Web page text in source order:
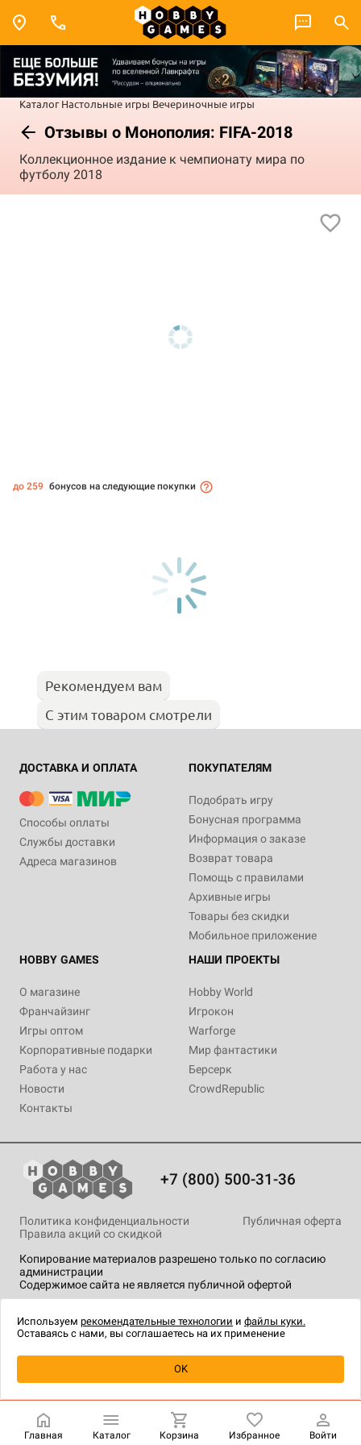
Каталог Настольные игры Вечериночные игры
Отзывы о Монополия: FIFA-2018
Коллекционное издание к чемпионату мира по
футболу 2018
до 259 бонусов на следующие покупки
Рекомендуем вам
С этим товаром смотрели
ДОСТАВКА И ОПЛАТА
Способы оплаты
Службы доставки
Адреса магазинов
ПОКУПАТЕЛЯМ
Подобрать игру
Бонусная программа
Информация о заказе
Возврат товара
Помощь с правилами
Архивные игры
Товары без скидки
Мобильное приложение
HOBBY GAMES
О магазине
Франчайзинг
Игры оптом
Корпоративные подарки
Работа у нас
Новости
Контакты
НАШИ ПРОЕКТЫ
Hobby World
Игрокон
Warforge
Мир фантастики
Берсерк
CrowdRepublic
+7 (800) 500-31-36
Копирование материалов разрешено только по согласию
администрации
Содержимое сайта не является публичной офертой
Политика конфиденциальности
Публичная оферта
Правила акций со скидкой
технологии.
Главная Каталог Корзина Избранное Войти
Используем рекомендательные технологии и файлы куки.
Оставаясь с нами, вы соглашаетесь на их применение
OK